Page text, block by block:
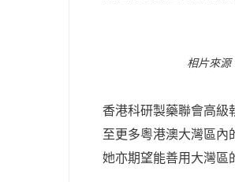
相片來源
香港科研製藥聯會高級
至更多粵港澳大灣區內
她亦期望能善用大灣區